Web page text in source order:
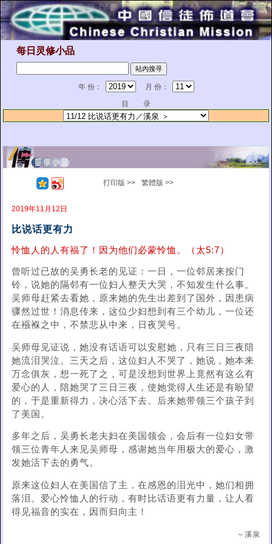
每日灵修小品
年 份：
月 份：
目 录
打印版 >> 繁體版 >>
2019年11月12日
比说话更有力
怜恤人的人有福了！因为他们必蒙怜恤。（太5:7）
曾听过已故的吴勇长老的见证：一日，一位邻居来按门
铃，说她的隔邻有一位妇人整天大哭，不知发生什么事。
吴师母赶紧去看她，原来她的先生出差到了国外，因患病
骤然过世！消息传来，这位少妇想到有三个幼儿，一位还
在襁褓之中，不禁悲从中来，日夜哭号。
吴师母见证说，她没有话语可以安慰她，只有三日三夜陪
她流泪哭泣。三天之后，这位妇人不哭了，她说，她本来
万念俱灰，想一死了之，可是没想到世界上竟然有这么有
爱心的人，陪她哭了三日三夜，使她觉得人生还是有盼望
的，于是重新得力，决心活下去。后来她带领三个孩子到
了美国。
多年之后，吴勇长老夫妇在美国领会，会后有一位妇女带
领三位青年人来见吴师母，感谢她当年用极大的爱心，激
发她活下去的勇气。
原来这位妇人在美国信了主，在感恩的泪光中，她们相拥
落泪。爱心怜恤人的行动，有时比话语更有力量，让人看
得见福音的实在，因而归向主！
～溪泉